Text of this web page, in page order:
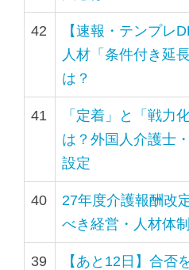
42
【速報・テンプレ
人材「条件付き延
は？
41
「定着」と「戦力
は？外国人介護士
設定
40
27年度介護報酬改
べき経営・人材体制
39
【あと12日】合否